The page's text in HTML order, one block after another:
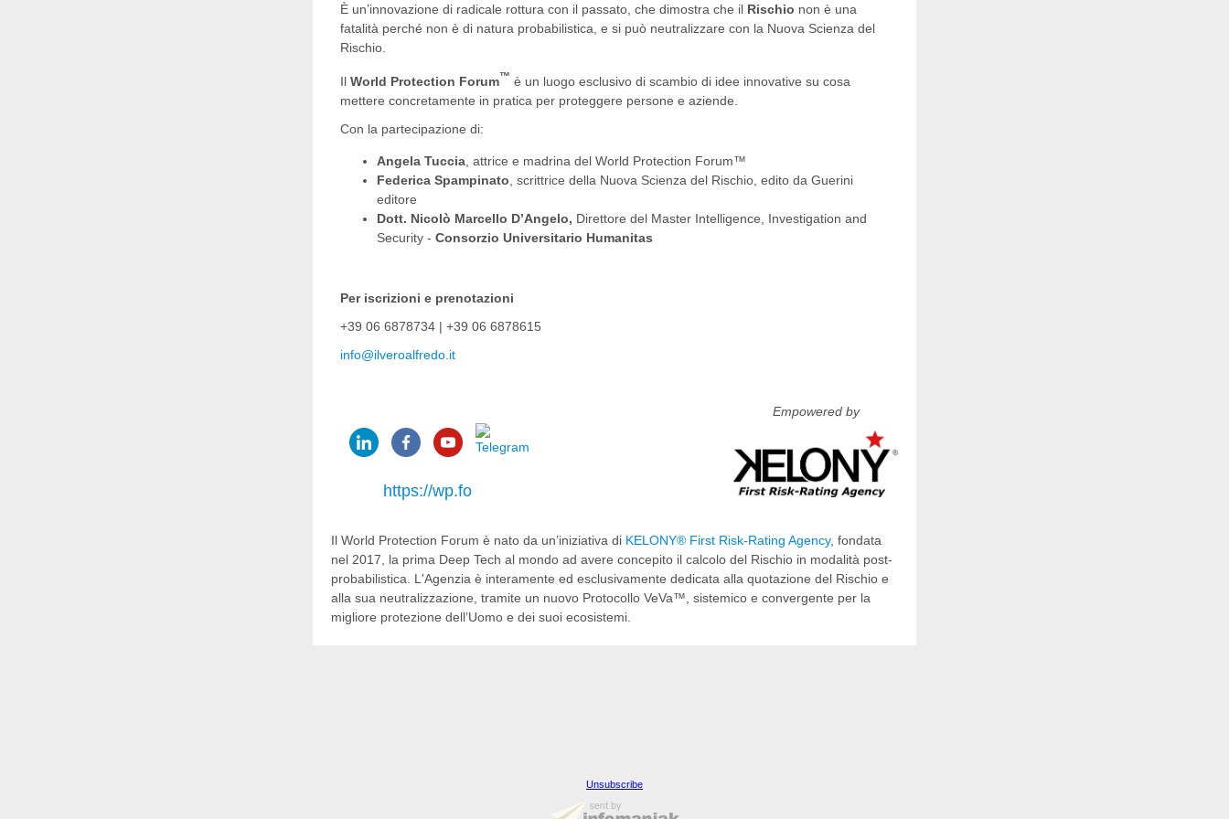
È un’innovazione di radicale rottura con il passato, che dimostra che il Rischio non è una
fatalità perché non è di natura probabilistica, e si può neutralizzare con la Nuova Scienza del
Rischio.
Il World Protection Forum™ è un luogo esclusivo di scambio di idee innovative su cosa
mettere concretamente in pratica per proteggere persone e aziende.
Con la partecipazione di:
Angela Tuccia , attrice e madrina del World Protection Forum™
Federica Spampinato , scrittrice della Nuova Scienza del Rischio, edito da Guerini
editore
Dott. Nicolò Marcello D’Angelo, Direttore del Master Intelligence, Investigation and
Security - Consorzio Universitario Humanitas
Per iscrizioni e prenotazioni
+39 06 6878734 | +39 06 6878615
info@ilveroalfredo.it
https://wp.fo
Empowered by
Il World Protection Forum è nato da un’iniziativa di KELONY® First Risk-Rating Agency, fondata
nel 2017, la prima Deep Tech al mondo ad avere concepito il calcolo del Rischio in modalità post-
probabilistica. L'Agenzia è interamente ed esclusivamente dedicata alla quotazione del Rischio e
alla sua neutralizzazione, tramite un nuovo Protocollo VeVa™, sistemico e convergente per la
migliore protezione dell’Uomo e dei suoi ecosistemi.
Unsubscribe